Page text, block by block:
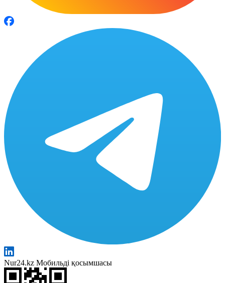
Nur24.kz Мобильді қосымшасы